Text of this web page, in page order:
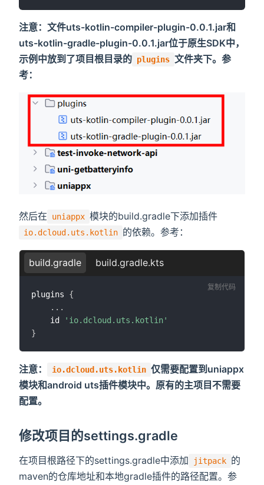
注意：文件uts-kotlin-compiler-plugin-0.0.1.jar和
uts-kotlin-gradle-plugin-0.0.1.jar位于原生SDK中，
示例中放到了项目根目录的 plugins 文件夹下。参
考：
然后在 uniappx 模块的build.gradle下添加插件
io.dcloud.uts.kotlin 的依赖。参考：
build.gradle build.gradle.kts
plugins {
...
    id
'io.dcloud.uts.kotlin'
}
复制代码
注意： io.dcloud.uts.kotlin 仅需要配置到uniappx
模块和android uts插件模块中。原有的主项目不需要
配置。
修改项目的settings.gradle
在项目根路径下的settings.gradle中添加 jitpack 的
maven的仓库地址和本地gradle插件的路径配置。参